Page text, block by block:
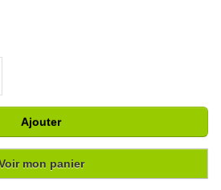
Ajouter
mon panier